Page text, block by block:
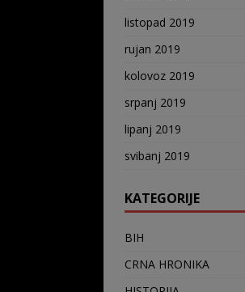
listopad 2019
rujan 2019
kolovoz 2019
srpanj 2019
lipanj 2019
svibanj 2019
KATEGORIJE
BIH
CRNA HRONIKA